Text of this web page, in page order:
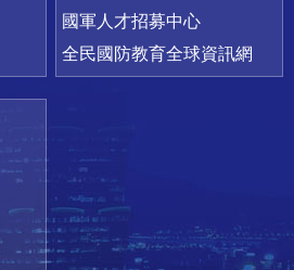
國軍人才招募中心
全民國防教育全球資訊網